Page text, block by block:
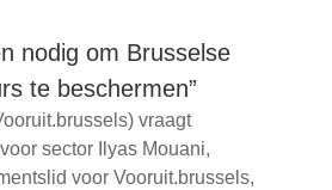
nodig om Brusselse
te beschermen”
vraagt
sector Ilyas Mouani,
voor Vooruit.brussels,